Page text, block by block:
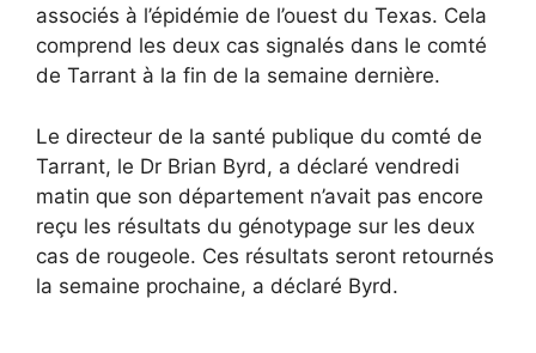
associés à l’épidémie de l’ouest du Texas. Cela
comprend les deux cas signalés dans le comté
de Tarrant à la fin de la semaine dernière.
Le directeur de la santé publique du comté de
Tarrant, le Dr Brian Byrd, a déclaré vendredi
matin que son département n’avait pas encore
reçu les résultats du génotypage sur les deux
cas de rougeole. Ces résultats seront retournés
la semaine prochaine, a déclaré Byrd.